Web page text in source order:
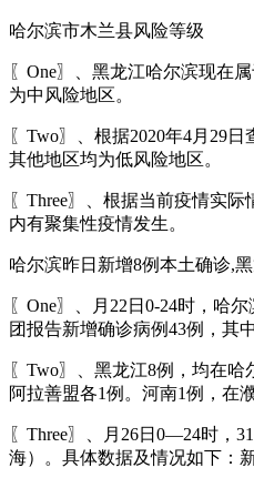
哈尔滨市木兰县风险等级
〖One〗、黑龙江哈尔滨现在
为中风险地区。
〖Two〗、根据2020年4月29
其他地区均为低风险地区。
〖Three〗、根据当前疫情实
内有聚集性疫情发生。
哈尔滨昨日新增8例本土确诊,
〖One〗、月22日0-24时，哈
团报告新增确诊病例43例，其
〖Two〗、黑龙江8例，均在
阿拉善盟各1例。河南1例，在
〖Three〗、月26日0—24时，
海）。具体数据及情况如下：